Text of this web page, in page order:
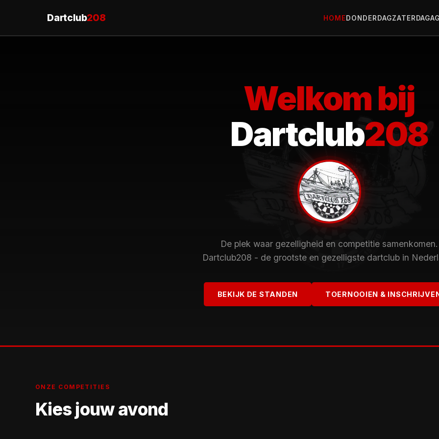
Dartclub208 HOMEDONDERDAGZATERDAG
Welkom bij
Dartclub208
De plek waar gezelligheid en competitie samenkomen.
Dartclub208 - de grootste en gezelligste dartclub in
BEKIJK DE STANDEN TOERNOOIEN &
ONZE COMPETITIES
Kies jouw avond